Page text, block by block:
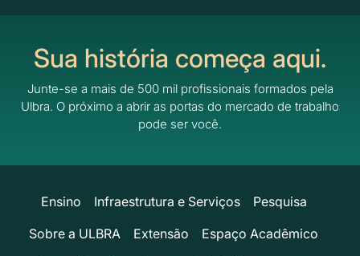
Sua história começa aqui.
Junte-se a mais de 500 mil profissionais formados pela
Ulbra. O próximo a abrir as portas do mercado de trabalho
pode ser você.
Ensino Infraestrutura e Serviços
Pesquisa
Sobre a ULBRA
Extensão
Espaço Acadêmico